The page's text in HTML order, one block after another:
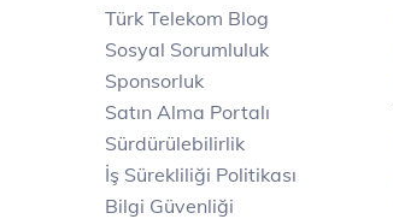
Türk Telekom Blog
Sosyal Sorumluluk
Sponsorluk
Satın Alma Portalı
Sürdürülebilirlik
İş Sürekliliği Politikası
Bilgi Güvenliği